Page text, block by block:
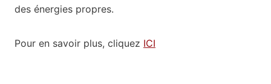
des énergies propres.
Pour en savoir plus, cliquez ICI